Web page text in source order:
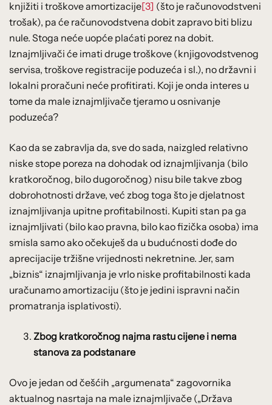
knjižiti i troškove amortizacije[3] (što je računovodstveni
trošak), pa će računovodstvena dobit zapravo biti blizu
nule. Stoga neće uopće plaćati porez na dobit.
Iznajmljivači će imati druge troškove (knjigovodstvenog
servisa, troškove registracije poduzeća i sl.), no državni i
lokalni proračuni neće profitirati. Koji je onda interes u
tome da male iznajmljivače tjeramo u osnivanje
poduzeća?
Kao da se zabravlja da, sve do sada, naizgled relativno
niske stope poreza na dohodak od iznajmljivanja (bilo
kratkoročnog, bilo dugoročnog) nisu bile takve zbog
dobrohotnosti države, već zbog toga što je djelatnost
iznajmljivanja upitne profitabilnosti. Kupiti stan pa ga
iznajmljivati (bilo kao pravna, bilo kao fizička osoba) ima
smisla samo ako očekuješ da u budućnosti dođe do
aprecijacije tržišne vrijednosti nekretnine. Jer, sam
„biznis“ iznajmljivanja je vrlo niske profitabilnosti kada
uračunamo amortizaciju (što je jedini ispravni način
promatranja isplativosti).
Zbog kratkoročnog najma rastu cijene i nema
stanova za podstanare
Ovo je jedan od češćih „argumenata“ zagovornika
aktualnog nasrtaja na male iznajmljivače („Država